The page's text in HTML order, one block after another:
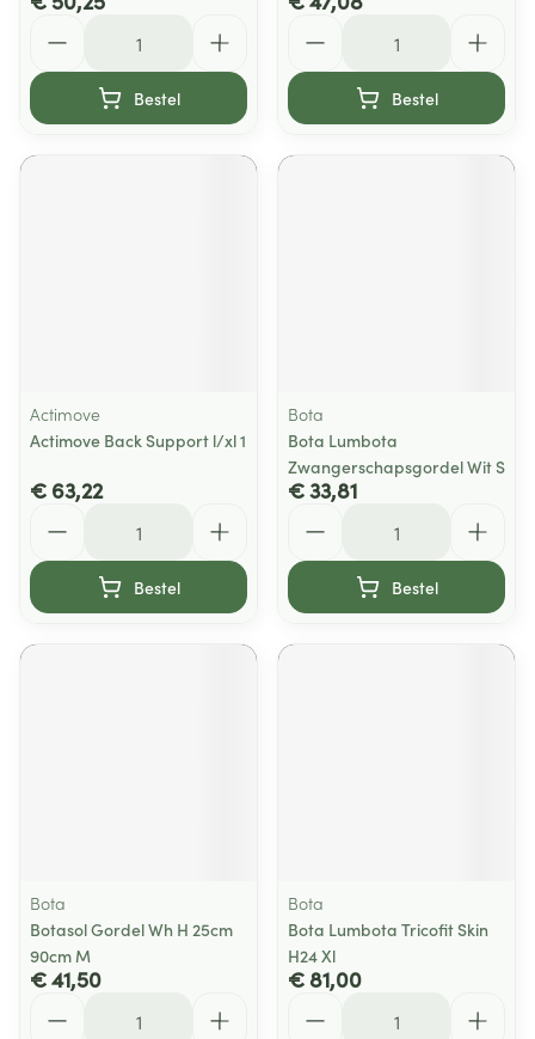
Bestel Bestel
Actimove
Actimove Back Support l/xl 1
€ 63,22
Bestel
Bota
Bota Lumbota
Zwangerschapsgordel Wit S
€ 33,81
Bestel
Bota
Botasol Gordel Wh H 25cm
90cm M
€ 41,50
Bota
Bota Lumbota Tricofit Skin
H24 Xl
€ 81,00